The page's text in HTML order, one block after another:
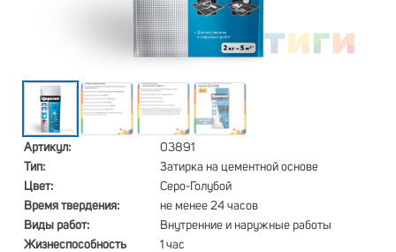
Артикул:
03891
Тип:
Затирка на цементной основе
Цвет:
Серо-Голубой
Время твердения:
не менее 24 часов
Виды работ:
Внутренние и наружные работы
Жизнеспособность
1 час